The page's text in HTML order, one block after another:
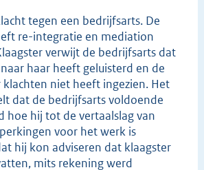
tegen een bedrijfsarts. De
re-integratie en mediation
verwijt de bedrijfsarts dat
haar heeft geluisterd en de
klachten niet heeft ingezien. Het
dat de bedrijfsarts voldoende
hoe hij tot de vertaalslag van
voor het werk is
hij kon adviseren dat klaagster
mits rekening werd